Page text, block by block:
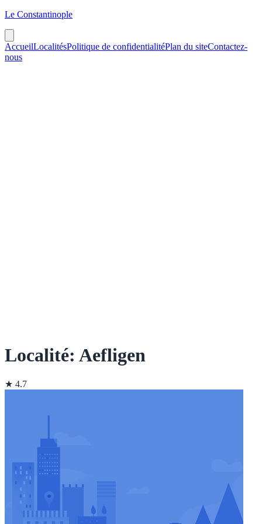
Le Constantinople
AccueilLocalitésPolitique de confidentialitéPlan du siteContactez-
nous
Localité: Aefligen
★ 4.7